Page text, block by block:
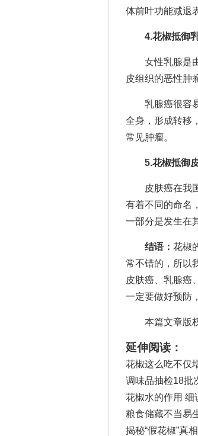
体前叶功能减退
4.花椒抵御
女性乳腺是由
皮组织的恶性肿
乳腺癌很容易
全身，形成转移
常见肿瘤。
5.花椒抵御
皮肤癌在我国
有着不同的命名
一部分是发生在
结语： 花椒
常不错的，所以
皮肤癌、乳腺癌
一定要做好预防
本篇文章版
延伸阅读：
花椒这么吃不仅
调味品抽检18批
花椒水的作用 细
粮食储藏不当易
揭秘“假花椒”真